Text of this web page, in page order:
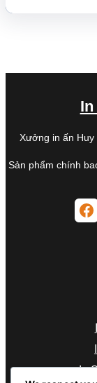
Xưởng in ấn Huy
Sản phẩm chính
Facebook
In